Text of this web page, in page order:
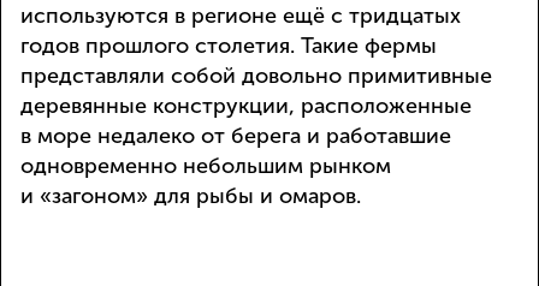
используются в регионе ещё с тридцатых
годов прошлого столетия. Такие фермы
представляли собой довольно примитивные
деревянные конструкции, расположенные
в море недалеко от берега и работавшие
одновременно небольшим рынком
и «загоном» для рыбы и омаров.